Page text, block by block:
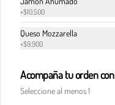
+$10.500
Queso Mozzarella
+$9.900
Acompaña tu orden con
Seleccione al menos 1